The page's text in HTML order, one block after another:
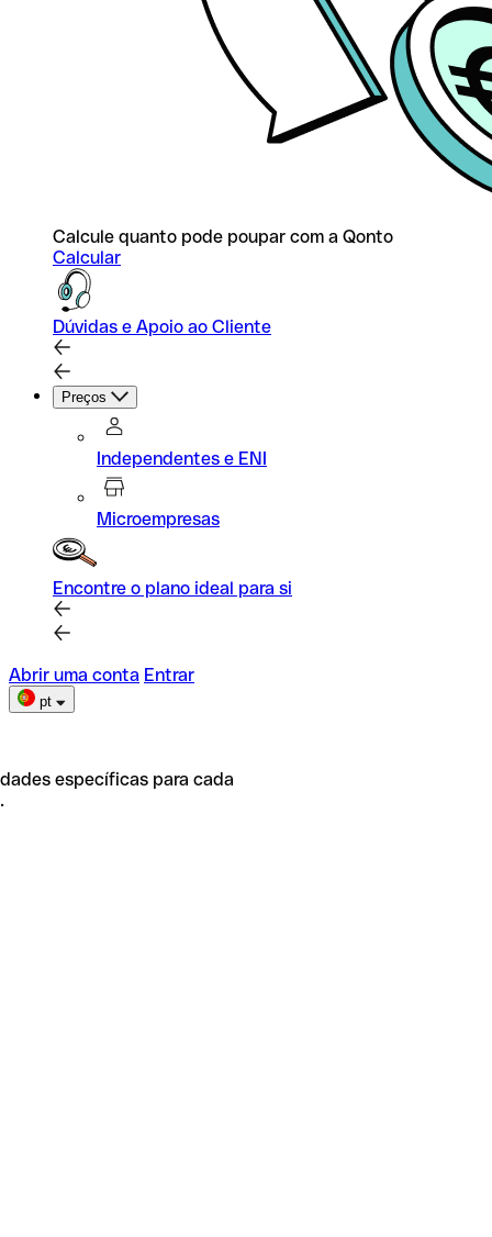
Calcule quanto pode poupar com a Qonto
Calcular
Dúvidas e Apoio ao Cliente
Preços
Independentes e ENI
Microempresas
Encontre o plano ideal para si
Abrir uma conta Entrar
pt
específicas para cada